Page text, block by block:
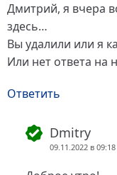
Дмитрий, я вчера
здесь…
Вы удалили или я
Или нет ответа на
Ответить
Dmitry
09.11.2022 в 09:18